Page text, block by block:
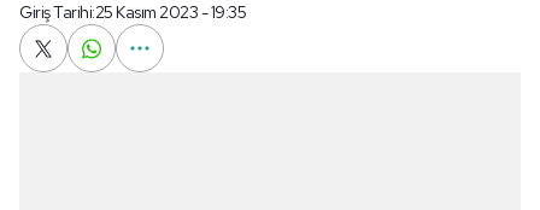
Giriş Tarihi:25 Kasım 2023 - 19:35